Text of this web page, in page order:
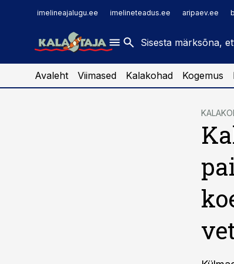
imelineajalugu.ee imelineteadus.ee aripaev.ee
imelineteadus.ee
kaubandus.ee
toostusuudised.ee
Avaleht Viimased Kalakohad Kogemus